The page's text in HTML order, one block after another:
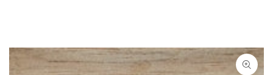
ZU DEN
PRODUKTINFORMATIONEN
SPRINGEN